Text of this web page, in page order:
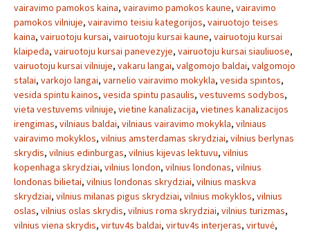
vairavimo pamokos kaina, vairavimo pamokos kaune, vairavimo
pamokos vilniuje, vairavimo teisiu kategorijos, vairuotojo teises
kaina, vairuotoju kursai, vairuotoju kursai kaune, vairuotoju kursai
klaipeda, vairuotoju kursai panevezyje, vairuotoju kursai siauliuose,
vairuotoju kursai vilniuje, vakaru langai, valgomojo baldai, valgomojo
stalai, varkojo langai, varnelio vairavimo mokykla, vesida spintos,
vesida spintu kainos, vesida spintu pasaulis, vestuvems sodybos,
vieta vestuvems vilniuje, vietine kanalizacija, vietines kanalizacijos
irengimas, vilniaus baldai, vilniaus vairavimo mokykla, vilniaus
vairavimo mokyklos, vilnius amsterdamas skrydziai, vilnius berlynas
skrydis, vilnius edinburgas, vilnius kijevas lektuvu, vilnius
kopenhaga skrydziai, vilnius london, vilnius londonas, vilnius
londonas bilietai, vilnius londonas skrydziai, vilnius maskva
skrydziai, vilnius milanas pigus skrydziai, vilnius mokyklos, vilnius
oslas, vilnius oslas skrydis, vilnius roma skrydziai, vilnius turizmas,
vilnius viena skrydis, virtuv4s baldai, virtuv4s interjeras, virtuvė,